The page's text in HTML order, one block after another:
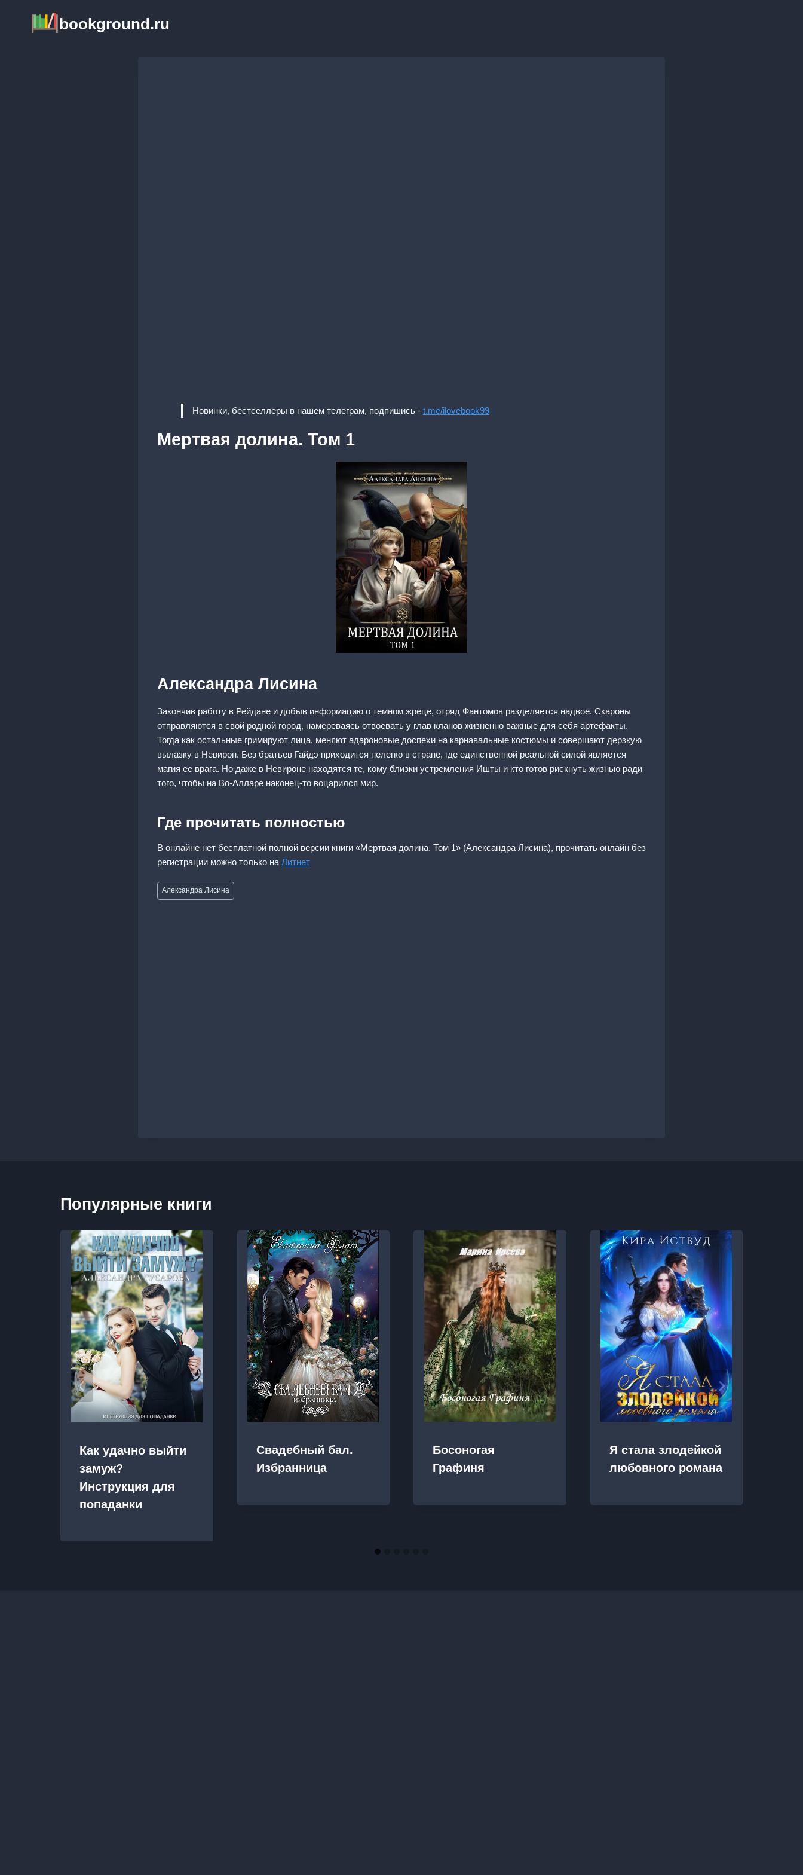
содержимому
bookground.ru
Новинки, бестселлеры в нашем телеграм, подпишись - t.me/ilovebook99
Мертвая долина. Том 1
Александра Лисина
Закончив работу в Рейдане и добыв информацию о темном жреце, отряд Фантомов разделяется надвое. Скароны
отправляются в свой родной город, намереваясь отвоевать у глав кланов жизненно важные для себя артефакты.
Тогда как остальные гримируют лица, меняют адароновые доспехи на карнавальные костюмы и совершают дерзкую
вылазку в Невирон. Без братьев Гайдэ приходится нелегко в стране, где единственной реальной силой является
магия ее врага. Но даже в Невироне находятся те, кому близки устремления Ишты и кто готов рискнуть жизнью ради
того, чтобы на Во-Алларе наконец-то воцарился мир.
Где прочитать полностью
В онлайне нет бесплатной полной версии книги «Мертвая долина. Том 1» (Александра Лисина), прочитать онлайн без
регистрации можно только на Литнет
Метки
записи:
Александра Лисина
Популярные книги
Как удачно выйти
замуж?
Инструкция для
попаданки
Свадебный бал.
Избранница
Босоногая
Графиня
Я стала злодейкой
любовного романа